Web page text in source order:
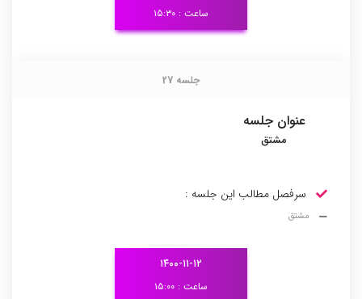
ساعت : ۱۵:۳۰
جلسه 27جلسه 27
عنوان جلسه
مشتق
سرفصل مطالب این جلسه :
مشتق
۱۴۰۰-۱۱-۱۲
ساعت : ۱۵:۰۰